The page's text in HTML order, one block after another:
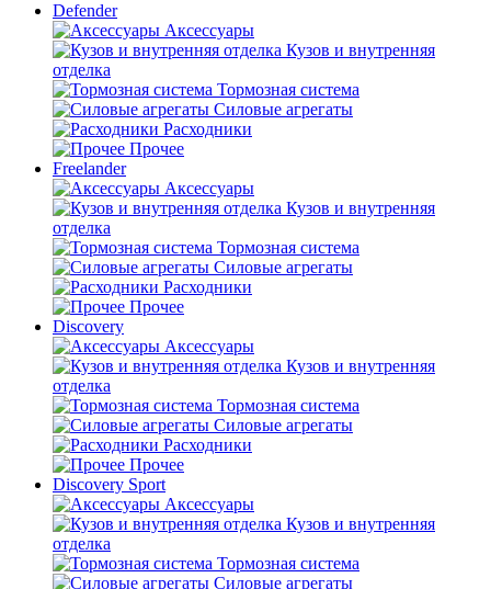
Defender
Аксессуары
Кузов и внутренняя
отделка
Тормозная система
Силовые агрегаты
Расходники
Прочее
Freelander
Аксессуары
Кузов и внутренняя
отделка
Тормозная система
Силовые агрегаты
Расходники
Прочее
Discovery
Аксессуары
Кузов и внутренняя
отделка
Тормозная система
Силовые агрегаты
Расходники
Прочее
Discovery Sport
Аксессуары
Кузов и внутренняя
отделка
Тормозная система
Силовые агрегаты